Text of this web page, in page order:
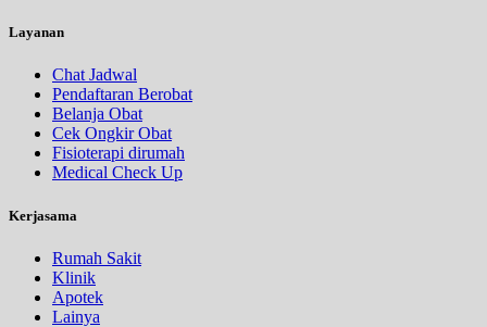
Layanan
Chat Jadwal
Pendaftaran Berobat
Belanja Obat
Cek Ongkir Obat
Fisioterapi dirumah
Medical Check Up
Kerjasama
Rumah Sakit
Klinik
Apotek
Lainya